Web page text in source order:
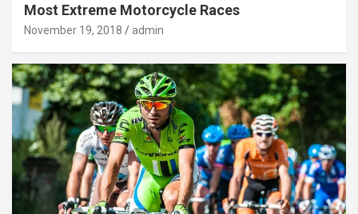
Most Extreme Motorcycle Races
November 19, 2018 admin